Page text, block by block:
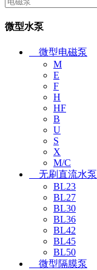
微型水泵
微型电磁泵
M
E
F
H
HF
B
U
S
X
M/C
无刷直流水泵
BL23
BL27
BL30
BL36
BL42
BL45
BL50
微型隔膜泵